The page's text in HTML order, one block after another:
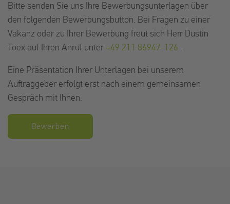
Bitte senden Sie uns Ihre Bewerbungsunterlagen über
den folgenden Bewerbungsbutton. Bei Fragen zu einer
Vakanz oder zu Ihrer Bewerbung freut sich Herr Dustin
Toex auf Ihren Anruf unter +49 211 86947-126 .
Eine Präsentation Ihrer Unterlagen bei unserem
Auftraggeber erfolgt erst nach einem gemeinsamen
Gespräch mit Ihnen.
Bewerben